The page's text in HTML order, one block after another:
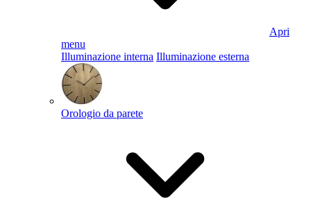
Apri
menu
Illuminazione interna Illuminazione esterna
Orologio da parete